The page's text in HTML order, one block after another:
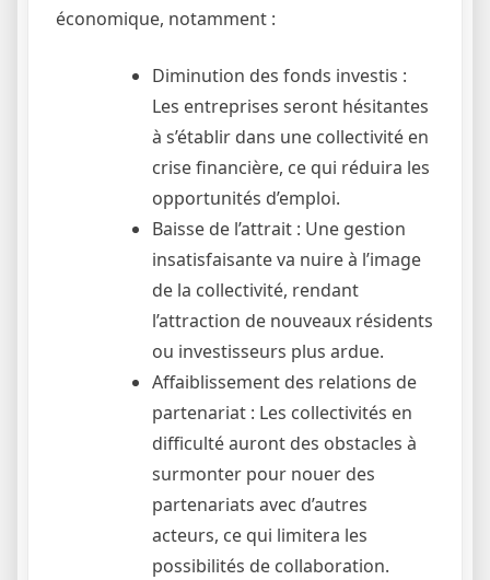
économique, notamment :
Diminution des fonds investis :
Les entreprises seront hésitantes
à s’établir dans une collectivité en
crise financière, ce qui réduira les
opportunités d’emploi.
Baisse de l’attrait : Une gestion
insatisfaisante va nuire à l’image
de la collectivité, rendant
l’attraction de nouveaux résidents
ou investisseurs plus ardue.
Affaiblissement des relations de
partenariat : Les collectivités en
difficulté auront des obstacles à
surmonter pour nouer des
partenariats avec d’autres
acteurs, ce qui limitera les
possibilités de collaboration.